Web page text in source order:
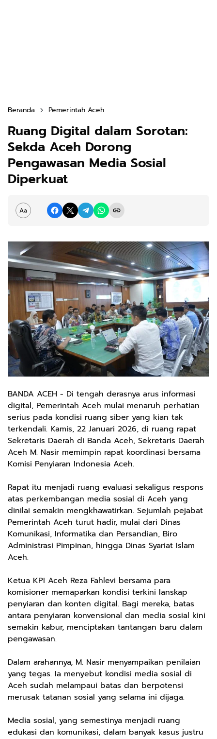
Beranda Pemerintah Aceh
Ruang Digital dalam Sorotan:
Sekda Aceh Dorong
Pengawasan Media Sosial
Diperkuat
BANDA ACEH - Di tengah derasnya arus informasi
digital, Pemerintah Aceh mulai menaruh perhatian
serius pada kondisi ruang siber yang kian tak
terkendali. Kamis, 22 Januari 2026, di ruang rapat
Sekretaris Daerah di Banda Aceh, Sekretaris Daerah
Aceh M. Nasir memimpin rapat koordinasi bersama
Komisi Penyiaran Indonesia Aceh.
Rapat itu menjadi ruang evaluasi sekaligus respons
atas perkembangan media sosial di Aceh yang
dinilai semakin mengkhawatirkan. Sejumlah pejabat
Pemerintah Aceh turut hadir, mulai dari Dinas
Komunikasi, Informatika dan Persandian, Biro
Administrasi Pimpinan, hingga Dinas Syariat Islam
Aceh.
Ketua KPI Aceh Reza Fahlevi bersama para
komisioner memaparkan kondisi terkini lanskap
penyiaran dan konten digital. Bagi mereka, batas
antara penyiaran konvensional dan media sosial kini
semakin kabur, menciptakan tantangan baru dalam
pengawasan.
Dalam arahannya, M. Nasir menyampaikan penilaian
yang tegas. Ia menyebut kondisi media sosial di
Aceh sudah melampaui batas dan berpotensi
merusak tatanan sosial yang selama ini dijaga.
Media sosial, yang semestinya menjadi ruang
edukasi dan komunikasi, dalam banyak kasus justru